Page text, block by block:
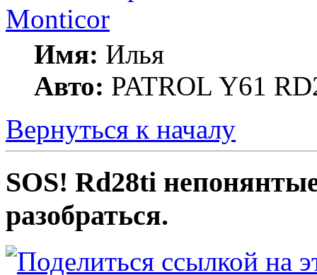
Monticor
Имя: Илья
Авто: PATROL Y61
Вернуться к началу
SOS! Rd28ti
разобраться.